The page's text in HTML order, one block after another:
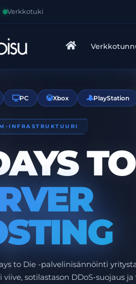
Verkkotuki
PC Xbox PlayStation
INFRASTRUKTUURI
to Die -palvelinisännöinti
sotilastason DDoS-suojaus ja